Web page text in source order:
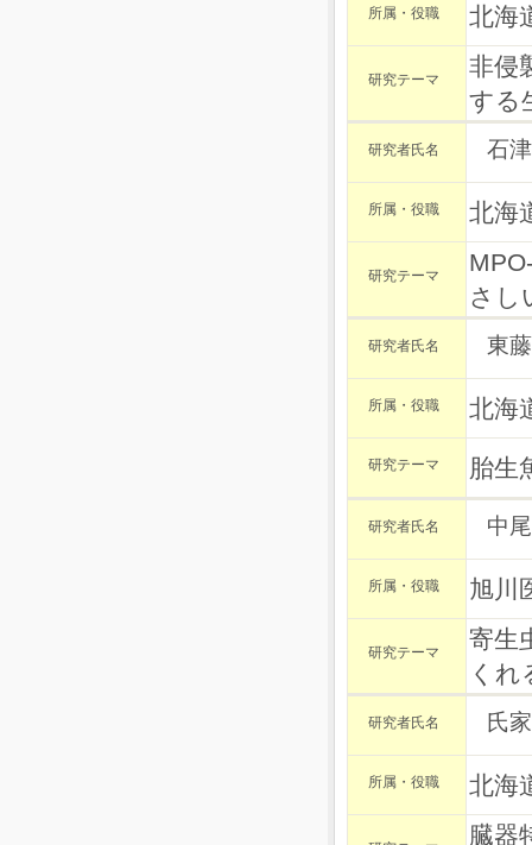
所属・役職 北海
研究テーマ
非侵
する
研究者氏名 石
所属・役職 北海
研究テーマ
さし
研究者氏名 東
所属・役職 北海
研究テーマ 胎生
研究者氏名 中
所属・役職 旭川
研究テーマ
寄生
くれ
研究者氏名 氏
所属・役職 北海
臓器